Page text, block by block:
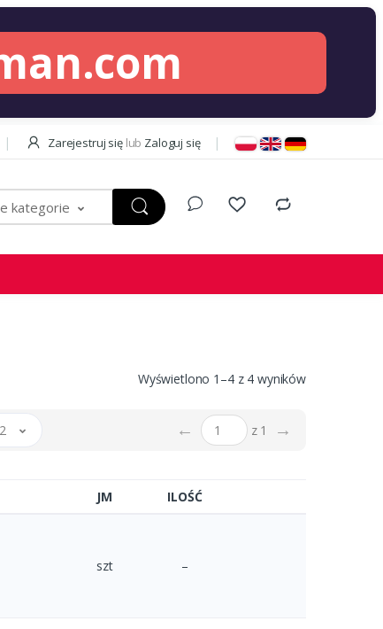
Zarejestruj się lub Zaloguj się
kategorie
Wyświetlono 1–4 z 4 wyników
← z 1 →
JM ILOŚĆ
szt –